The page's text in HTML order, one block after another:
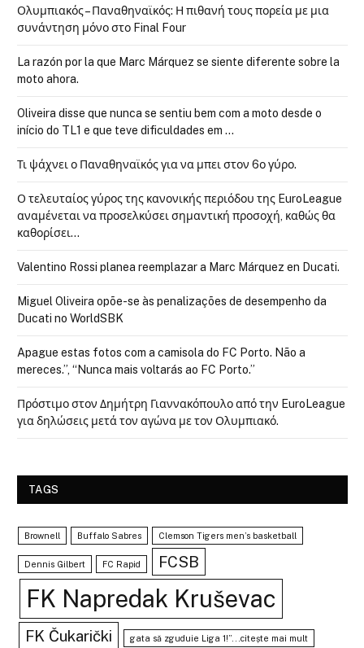
Ολυμπιακός – Παναθηναϊκός: Η πιθανή τους πορεία με μια
συνάντηση μόνο στο Final Four
La razón por la que Marc Márquez se siente diferente sobre la
moto ahora.
Oliveira disse que nunca se sentiu bem com a moto desde o
início do TL1 e que teve dificuldades em …
Τι ψάχνει ο Παναθηναϊκός για να μπει στον 6ο γύρο.
Ο τελευταίος γύρος της κανονικής περιόδου της EuroLeague
αναμένεται να προσελκύσει σημαντική προσοχή, καθώς θα
καθορίσει…
Valentino Rossi planea reemplazar a Marc Márquez en Ducati.
Miguel Oliveira opõe-se às penalizações de desempenho da
Ducati no WorldSBK
Apague estas fotos com a camisola do FC Porto. Não a
mereces.”, “Nunca mais voltarás ao FC Porto.”
Πρόστιμο στον Δημήτρη Γιαννακόπουλο από την EuroLeague
για δηλώσεις μετά τον αγώνα με τον Ολυμπιακό.
TAGS
Brownell Buffalo Sabres Clemson Tigers men’s basketball
Dennis Gilbert FC Rapid FCSB
FK Napredak Kruševac
FK Čukarički gata să zguduie Liga 1!”...citește mai mult